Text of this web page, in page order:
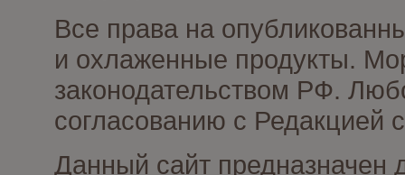
Все права на
и охлаженные продукты.
законодательством РФ.
согласованию с Редакцией
Данный сайт предназначен